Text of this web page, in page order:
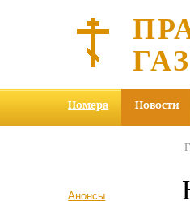
Номера Новости
Анонсы